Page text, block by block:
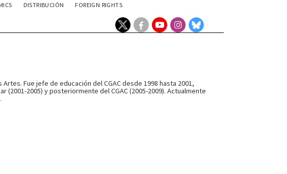
DISTRIBUCIÓN FOREIGN RIGHTS
Fue jefe de educación del CGAC desde 1998 hasta 2001,
(2001-2005) y posteriormente del CGAC (2005-2009). Actualmente